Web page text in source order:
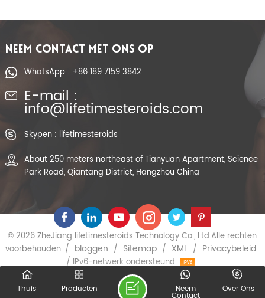
NEEM CONTACT MET ONS OP
WhatsApp : +86 189 7159 3842
E-mail :
info@lifetimesteroids.com
Skypen : lifetimesteroids
About 250 meters northeast of Tianyuan Apartment, Science
Park Road, Qiantang District, Hangzhou China
© 2026 ZheJiang lifetimesteroids Technology Co., Ltd.Alle rechten
voorbehouden. / bloggen / Sitemap / XML / Privacybeleid
/ IPv6-netwerk ondersteund
Thuis Producten Over Ons
Neem